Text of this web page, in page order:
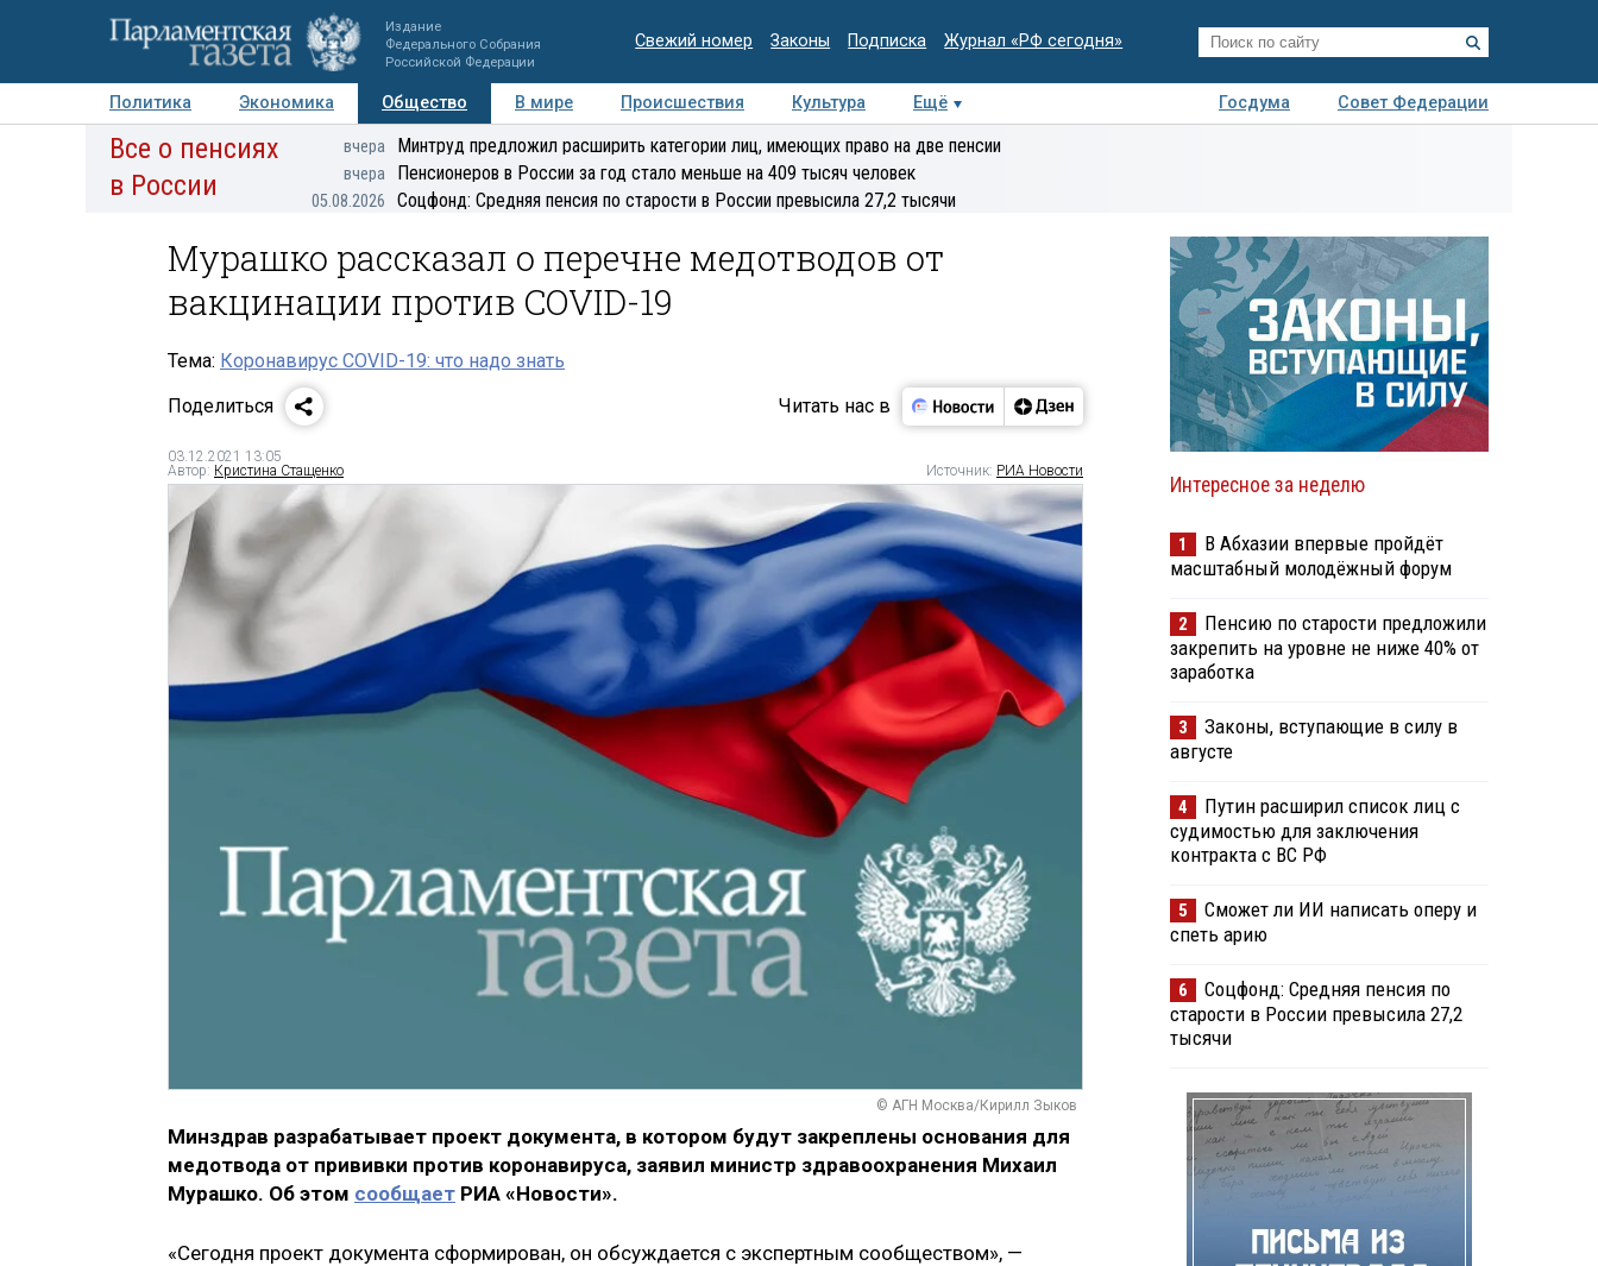
Издание
Федерального Собрания
Российской Федерации
Свежий номер Законы Подписка Журнал «РФ сегодня»
Политика Экономика Общество В мире Происшествия Культура Ещё Госдума
Совет Федерации
Авторы Персоны Мнения Регионы Медиацентр Интервью Колумнисты
Деловая
Все о пенсиях
в России
вчера Минтруд предложил расширить категории лиц, имеющих право на две пенсии
вчера Пенсионеров в России за год стало меньше на 409 тысяч человек
05.08.2026 Соцфонд: Средняя пенсия по старости в России превысила 27,2 тысячи
Мурашко рассказал о перечне медотводов от
вакцинации против COVID-19
Тема: Коронавирус COVID-19: что надо знать
Поделиться
Читать нас в
03.12.2021 13:05
Автор: Кристина Стащенко Источник: РИА Новости
© АГН Москва/Кирилл Зыков
Минздрав разрабатывает проект документа, в котором будут закреплены основания для
медотвода от прививки против коронавируса, заявил министр здравоохранения Михаил
Мурашко. Об этом сообщает РИА «Новости».
«Сегодня проект документа сформирован, он обсуждается с экспертным сообществом», —
Интересное за неделю
1
В Абхазии впервые пройдёт
масштабный молодёжный форум
2
Пенсию по старости предложили
закрепить на уровне не ниже 40% от
заработка
3
Законы, вступающие в силу в
августе
4
Путин расширил список лиц с
судимостью для заключения
контракта с ВС РФ
5
Сможет ли ИИ написать оперу и
спеть арию
6
Соцфонд: Средняя пенсия по
старости в России превысила 27,2
тысячи